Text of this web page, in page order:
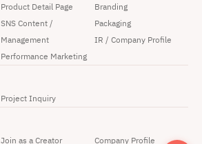
Branding
Packaging
IR / Company Profile
Product Detail Page
SNS Content /
Management
Performance Marketing
Project Inquiry
Join as a Creator Company Profile